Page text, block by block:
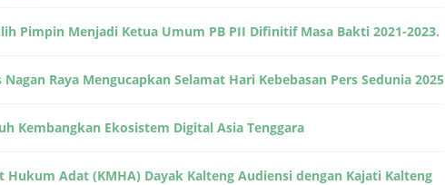
Pimpin Menjadi Ketua Umum PB PII Difinitif Masa Bakti 2021-2023.
Raya Mengucapkan Selamat Hari Kebebasan Pers Sedunia 2025
Kembangkan Ekosistem Digital Asia Tenggara
Hukum Adat (KMHA) Dayak Kalteng Audiensi dengan Kajati Kalteng